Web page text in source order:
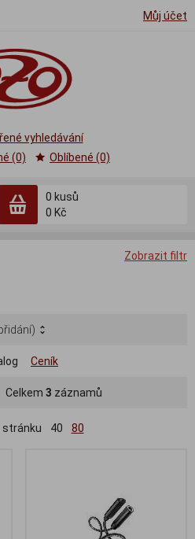
Můj účet
0 kusů
0 Kč
vyhledávání
(0)
Oblíbené (0)
Zobrazit filtr
Ceník
Celkem 3 záznamů
stránku 40 80